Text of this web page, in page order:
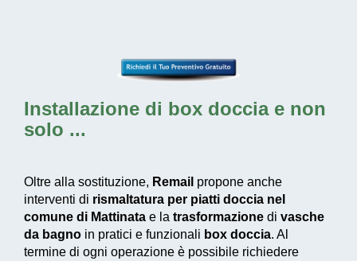
Installazione di box docciae non
solo ...
Oltre alla sostituzione, Remail propone anche
interventi di rismaltatura per piatti doccia nel
comune di Mattinata e la trasformazione di vasche
da bagno in pratici e funzionali box doccia. Al
termine di ogni operazione è possibile richiedere